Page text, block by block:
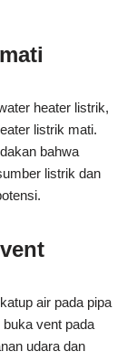
heater listrik,
listrik mati.
bahwa
listrik dan
air pada pipa
vent pada
udara dan